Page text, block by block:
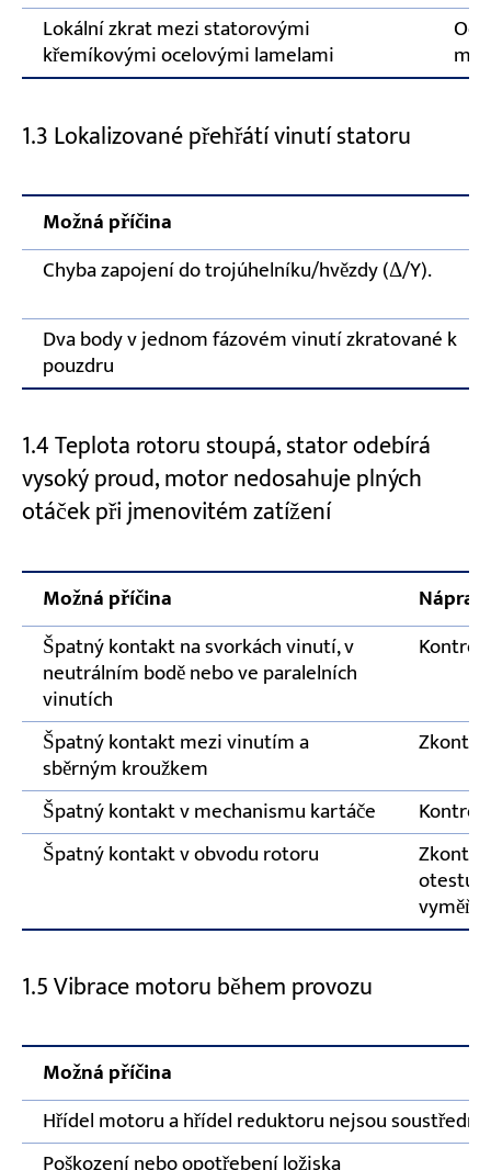
Lokální zkrat mezi statorovými
křemíkovými ocelovými lamelami
1.3 Lokalizované přehřátí vinutí statoru
Možná příčina
Chyba zapojení do trojúhelníku/hvězdy (Δ/Y).
Dva body v jednom fázovém vinutí zkratované k
pouzdru
1.4 Teplota rotoru stoupá, stator odebírá
vysoký proud, motor nedosahuje plných
otáček při jmenovitém zatížení
Možná příčina
Špatný kontakt na svorkách vinutí, v
neutrálním bodě nebo ve paralelních
vinutích
Špatný kontakt mezi vinutím a
sběrným kroužkem
Špatný kontakt v mechanismu kartáče
Špatný kontakt v obvodu rotoru
1.5 Vibrace motoru během provozu
Možná příčina
Hřídel motoru a hřídel reduktoru nejsou soustředné